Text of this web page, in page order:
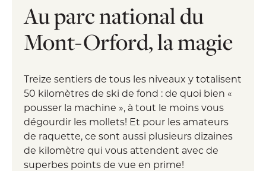
Au parc national du
Mont-Orford, la magie
Treize sentiers de tous les niveaux y totalisent
50 kilomètres de ski de fond : de quoi bien «
pousser la machine », à tout le moins vous
dégourdir les mollets! Et pour les amateurs
de raquette, ce sont aussi plusieurs dizaines
de kilomètre qui vous attendent avec de
superbes points de vue en prime!